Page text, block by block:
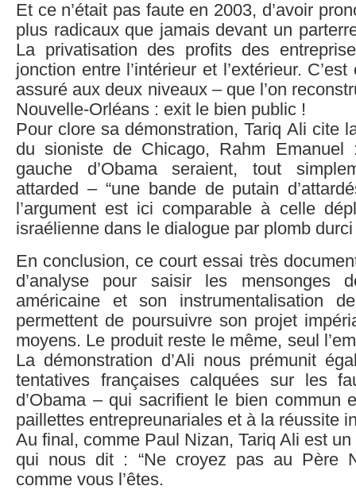
Et ce n’était pas faute en 2003, d’avoir
plus radicaux que jamais devant un
La privatisation des profits des
jonction entre l’intérieur et l’extérieur.
assuré aux deux niveaux – que l’on
Nouvelle-Orléans : exit le bien public !
Pour clore sa démonstration, Tariq Ali cite
du sioniste de Chicago, Rahm
gauche d’Obama seraient, tout
attarded – “une bande de putain
l’argument est ici comparable à celle
israélienne dans le dialogue par plomb
En conclusion, ce court essai très
d’analyse pour saisir les mensonges
américaine et son instrumentalisation
permettent de poursuivre son projet
moyens. Le produit reste le même, seul
La démonstration d’Ali nous prémunit
tentatives françaises calquées sur les
d’Obama – qui sacrifient le bien commun
paillettes entrepreunariales et à la réussite
Au final, comme Paul Nizan, Tariq Ali est
qui nous dit : “Ne croyez pas au Père
comme vous l’êtes.